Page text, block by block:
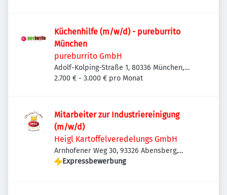
Küchenhilfe (m/w/d) - pureburrito
München
pureburrito GmbH
Adolf-Kolping-Straße 1, 80336 München,
Deutschland
2.700 € - 3.000 € pro Monat
Mitarbeiter zur Industriereinigung
(m/w/d)
Heigl Kartoffelveredelungs GmbH
Arnhofener Weg 30, 93326 Abensberg,
Deutschland
Expressbewerbung